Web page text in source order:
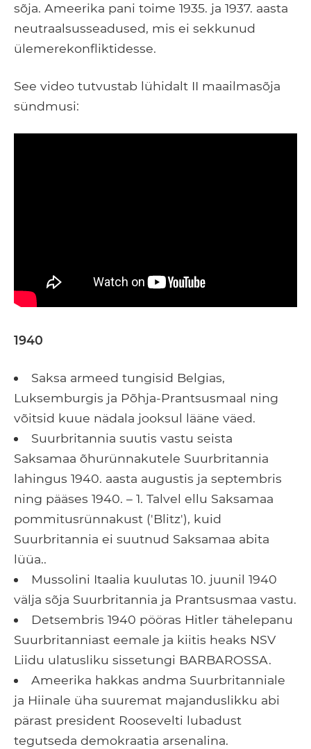
sõja. Ameerika pani toime 1935. ja 1937. aasta
neutraalsusseadused, mis ei sekkunud
ülemerekonfliktidesse.
See video tutvustab lühidalt II maailmasõja
sündmusi:
1940
Saksa armeed tungisid Belgias,
Luksemburgis ja Põhja-Prantsusmaal ning
võitsid kuue nädala jooksul lääne väed.
Suurbritannia suutis vastu seista
Saksamaa õhurünnakutele Suurbritannia
lahingus 1940. aasta augustis ja septembris
ning pääses 1940. – 1. Talvel ellu Saksamaa
pommitusrünnakust ('Blitz'), kuid
Suurbritannia ei suutnud Saksamaa abita
lüüa..
Mussolini Itaalia kuulutas 10. juunil 1940
välja sõja Suurbritannia ja Prantsusmaa vastu.
Detsembris 1940 pööras Hitler tähelepanu
Suurbritanniast eemale ja kiitis heaks NSV
Liidu ulatusliku sissetungi BARBAROSSA.
Ameerika hakkas andma Suurbritanniale
ja Hiinale üha suuremat majanduslikku abi
pärast president Roosevelti lubadust
tegutseda demokraatia arsenalina.